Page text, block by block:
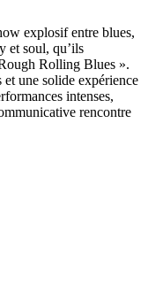
explosif entre blues,
et soul, qu’ils
Rolling Blues ».
une solide expérience
intenses,
rencontre